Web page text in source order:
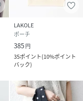
LAKOLE
ポーチ
385円
35ポイント(10%ポイント
バック)